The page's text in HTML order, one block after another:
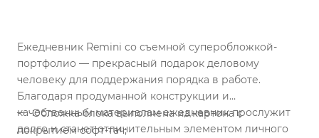
Ежедневник Remini со съемной суперобложкой-
портфолио — прекрасный подарок деловому
человеку для поддержания порядка в работе.
Благодаря продуманной конструкции и
качественным материалам ежедневник прослужит
долго и станет отличительным элементом личного
Обложка блока выполнена из картона с
покрытием софт-тач;